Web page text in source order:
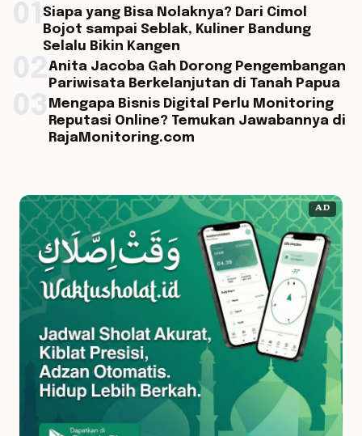
Siapa yang Bisa Nolaknya? Dari Cimol
Bojot sampai Seblak, Kuliner Bandung
Selalu Bikin Kangen
Anita Jacoba Gah Dorong Pengembangan
Pariwisata Berkelanjutan di Tanah Papua
Mengapa Bisnis Digital Perlu Monitoring
Reputasi Online? Temukan Jawabannya di
RajaMonitoring.com
AD